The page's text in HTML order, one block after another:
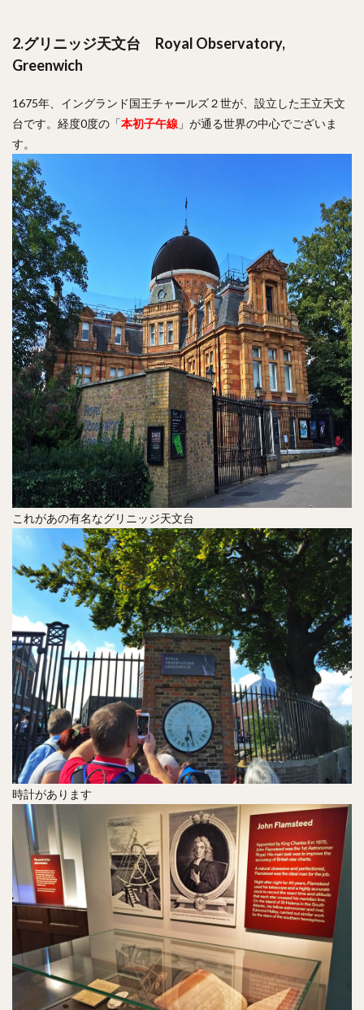
2.グリニッジ天文台
Royal Observatory,
Greenwich
1675年、イングランド国王チャールズ２世が、設立した王立天文
台です。経度0度の「本初子午線 」が通る世界の中心でございま
す。
これがあの有名なグリニッジ天文台
時計があります